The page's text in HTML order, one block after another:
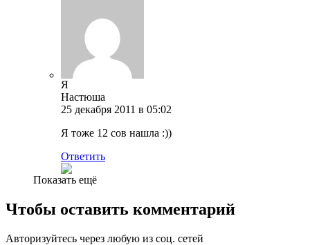
Я
Настюша
25 декабря 2011 в 05:02
Я тоже 12 сов нашла :))
Ответить
Показать ещё
Чтобы оставить комментарий
Авторизуйтесь через любую из соц. сетей